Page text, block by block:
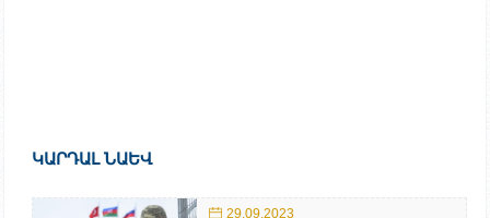
ԿԱՐԴԱԼ ՆԱԵՎ
29.09.2023